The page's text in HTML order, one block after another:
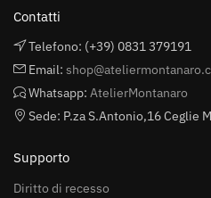
Contatti
Telefono: (+39) 0831 379191
Email:
Whatsapp: AtelierMontanaro
Sede: P.za S.Antonio,16 Ceglie
Supporto
Diritto di recesso